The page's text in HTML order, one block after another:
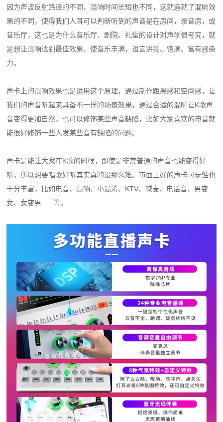
因为声波反射路径的不同，混响时间长短也不同，这就造就了混响效
果的不同，使得我们人耳可以判断听到的声音是在房间，录音房，或
音乐厅，这也是为什么音乐厅、剧院、礼堂的设计对声学很考究，就
是想让混响达到最佳效果，使音乐丰满，语言洪亮、饱满、富有感染
力。
声卡上的混响效果也是运用这个原理，通过制作距离感和空间感，让
我们的声音听起来具备不一样的场景效果，通过合适的混响让K歌声
音变得更加自然，也可以修饰某些声音缺陷，比如大家喜欢的电音就
能很好修饰一些人发某些音有缺陷的问题。
声卡是能让大家在K歌的时候，即使是非常普通的声音也能变得好
听，所以想要唱歌好听其实真的没那么难。市面上好的声卡可玩性也
十分丰富，比如电音、混响、小混淆、KTV、喊麦、电话音、男变
女、女变男......等。